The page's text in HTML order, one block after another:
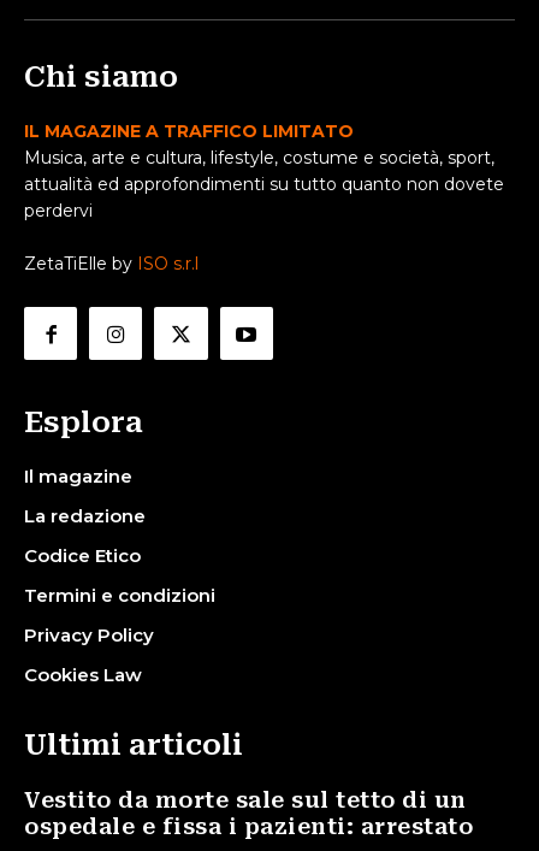
Chi siamo
IL MAGAZINE A TRAFFICO LIMITATO
Musica, arte e cultura, lifestyle, costume e società, sport,
attualità ed approfondimenti su tutto quanto non dovete
perdervi
ZetaTiElle by ISO s.r.l
Esplora
Il magazine
La redazione
Codice Etico
Termini e condizioni
Privacy Policy
Cookies Law
Ultimi articoli
Vestito da morte sale sul tetto di un
ospedale e fissa i pazienti: arrestato